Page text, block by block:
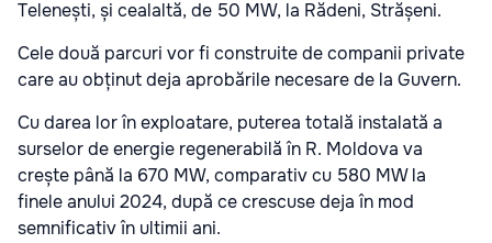
Telenești, și cealaltă, de 50 MW, la Rădeni, Strășeni.
Cele două parcuri vor fi construite de companii private
care au obținut deja aprobările necesare de la Guvern.
Cu darea lor în exploatare, puterea totală instalată a
surselor de energie regenerabilă în R. Moldova va
crește până la 670 MW, comparativ cu 580 MW la
finele anului 2024, după ce crescuse deja în mod
semnificativ în ultimii ani.